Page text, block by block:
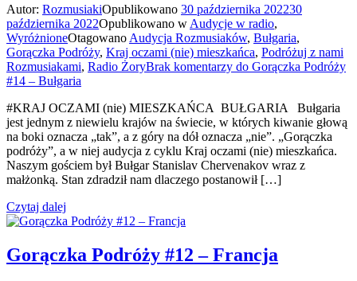
Autor: RozmusiakiOpublikowano 30 października 202230
października 2022Opublikowano w Audycje w radio,
WyróżnioneOtagowano Audycja Rozmusiaków, Bułgaria,
Gorączka Podróży, Kraj oczami (nie) mieszkańca, Podróżuj z nami
Rozmusiakami, Radio ŻoryBrak komentarzy do Gorączka Podróży
#14 – Bułgaria
#KRAJ OCZAMI (nie) MIESZKAŃCA BUŁGARIA Bułgaria
jest jednym z niewielu krajów na świecie, w których kiwanie głową
na boki oznacza „tak”, a z góry na dół oznacza „nie”. „Gorączka
podróży”, a w niej audycja z cyklu Kraj oczami (nie) mieszkańca.
Naszym gościem był Bułgar Stanislav Chervenakov wraz z
małżonką. Stan zdradził nam dlaczego postanowił […]
Czytaj dalej
Gorączka Podróży #12 – Francja